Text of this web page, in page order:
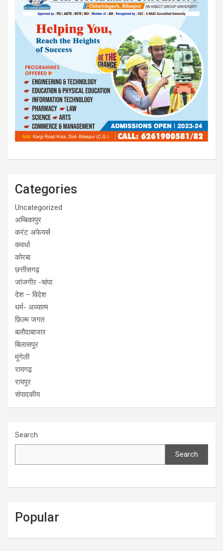
Categories
Uncategorized
अम्बिकापुर
करंट अफेयर्स
कवर्धा
कोरबा
छत्तीसगढ़
जांजगीर -चांपा
देश – विदेश
धर्म- अध्यात्म
फ़िल्म जगत
बलौदाबाजार
बिलासपुर
मुंगेली
रायगढ़
रायपुर
संपादकीय
Search
Search
Popular